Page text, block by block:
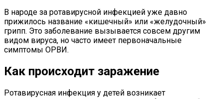
В народе за ротавирусной инфекцией уже давно
прижилось название «кишечный» или «желудочный»
грипп. Это заболевание вызывается совсем другим
видом вируса, но часто имеет первоначальные
симптомы ОРВИ.
Как происходит заражение
Ротавирусная инфекция у детей возникает